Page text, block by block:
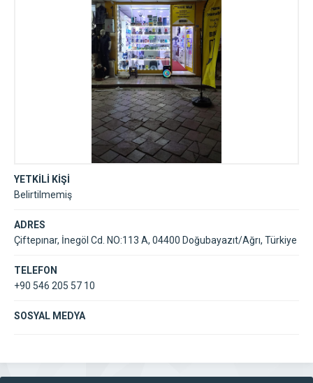
YETKİLİ KİŞİ
Belirtilmemiş
ADRES
Çiftepınar, İnegöl Cd. NO:113 A, 04400 Doğubayazıt/Ağrı, Türkiye
TELEFON
+90 546 205 57 10
SOSYAL MEDYA